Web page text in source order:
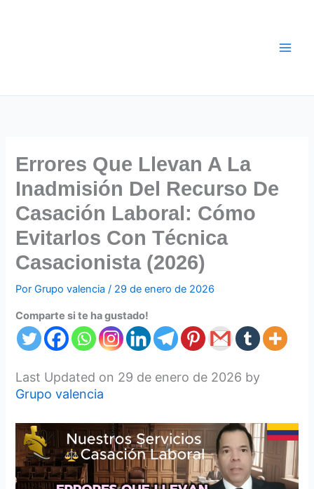
Errores Que Llevan A La
Inadmisión Del Recurso De
Casación Laboral: Cómo
Evitarlos Con Técnica
Casacionista (2026)
PorGrupo valencia/ 29 de enero de 2026
Comparte si te ha gustado!
Last Updated on 29 de enero de 2026 by
Grupo valencia